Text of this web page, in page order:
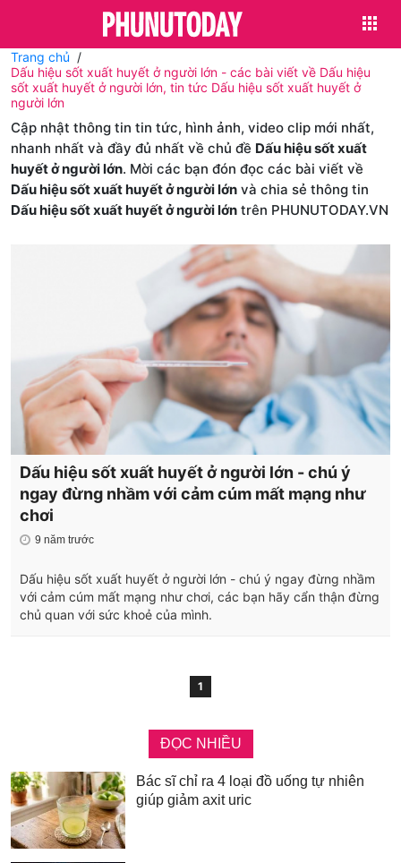
Trang chủ
Dấu hiệu sốt xuất huyết ở người lớn - các bài viết về Dấu hiệu
sốt xuất huyết ở người lớn, tin tức Dấu hiệu sốt xuất huyết ở
người lớn
Cập nhật thông tin tin tức, hình ảnh, video clip mới nhất,
nhanh nhất và đầy đủ nhất về chủ đề Dấu hiệu sốt xuất
huyết ở người lớn. Mời các bạn đón đọc các bài viết về
Dấu hiệu sốt xuất huyết ở người lớn và chia sẻ thông tin
Dấu hiệu sốt xuất huyết ở người lớn trên PHUNUTODAY.VN
Dấu hiệu sốt xuất huyết ở người lớn - chú ý
ngay đừng nhầm với cảm cúm mất mạng như
chơi
9 năm trước
Dấu hiệu sốt xuất huyết ở người lớn - chú ý ngay đừng nhầm
với cảm cúm mất mạng như chơi, các bạn hãy cẩn thận đừng
chủ quan với sức khoẻ của mình.
1
ĐỌC NHIỀU
Bác sĩ chỉ ra 4 loại đồ uống tự nhiên
giúp giảm axit uric